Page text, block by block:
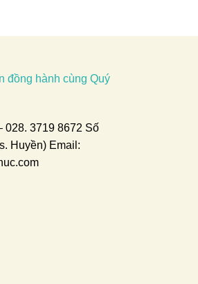
đồng hành cùng Quý
028. 3719 8672 Số
Huyền) Email: